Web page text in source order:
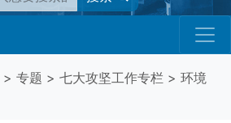
> 专题 > 七大攻坚工作专栏 > 环境